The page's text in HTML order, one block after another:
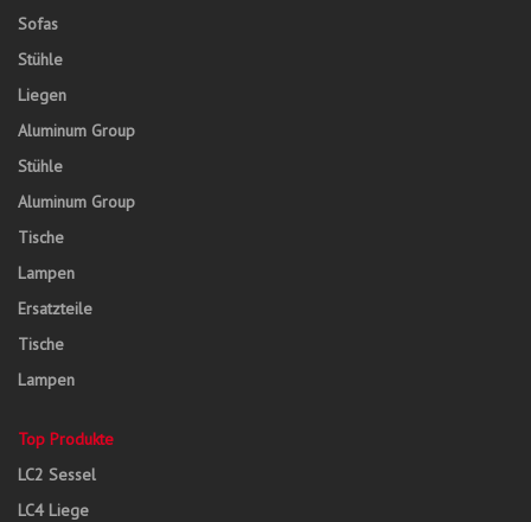
Sofas
Stühle
Liegen
Aluminum Group
Stühle
Aluminum Group
Tische
Lampen
Ersatzteile
Tische
Lampen
Top Produkte
LC2 Sessel
LC4 Liege